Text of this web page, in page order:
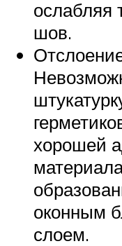
ослабляя
шов.
хорошей
оконным
слоем.